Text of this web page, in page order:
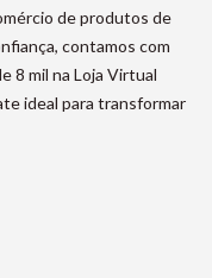
de produtos de
contamos com
8 mil na Loja Virtual
ideal para transformar